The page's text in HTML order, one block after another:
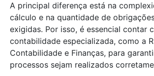
A principal diferença está na
cálculo e na quantidade de
exigidas. Por isso, é essencial contar
contabilidade especializada, como a
Contabilidade e Finanças, para
processos sejam realizados